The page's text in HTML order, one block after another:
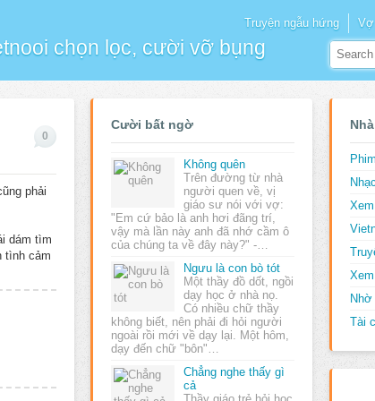
chọn lọc, cười vỡ bụng
Truyện ngẫu hứng Vợ
0
phải
dám tìm
tình cảm
Cười bất ngờ
Không quên
Trên đường từ nhà
người quen về, vị
giáo sư nói với vợ:
"Em cứ bảo là anh hơi đãng trí,
vậy mà lần này anh đã nhớ cầm ô
của chúng ta về đây này?" -…
Ngưu là con bò tót
Một thầy đồ dốt, ngồi
dạy học ở nhà nọ.
Có nhiều chữ thầy
không biết, nên phải đi hỏi người
ngoài rồi mới về dạy lại. Một hôm,
dạy đến chữ "bôn"…
Chẳng nghe thấy gì
cả
Tài